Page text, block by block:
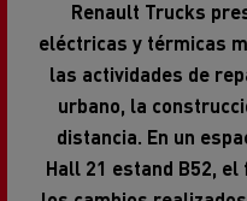
eléctricas y térmicas
las actividades de
urbano, la
distancia. En un
Hall 21 estand B52,
los cambios